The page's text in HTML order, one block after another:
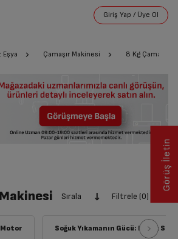
Eşya Çamaşır Makinesi 8 Kg Çamaşır
Sırala Filtrele (0)
Görüş İletin